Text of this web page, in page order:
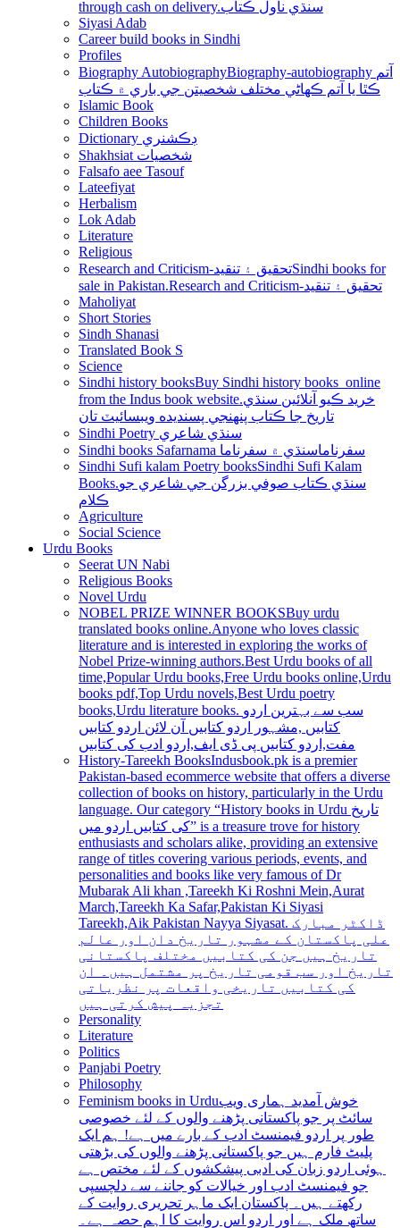
through cash on delivery.سنڌي ناول ڪتاب
Siyasi Adab
Career build books in Sindhi
Profiles
Biography AutobiographyBiography-autobiography آتم
ڪٿا يا آتم ڪھاڻي مختلف شخصيتن جي باري ۾ ڪتاب
Islamic Book
Children Books
Dictionary ڊڪشنري
Shakhsiat شخصيات
Falsafo aee Tasouf
Lateefiyat
Herbalism
Lok Adab
Literature
Religious
Research and Criticism-تحقيق ۽ تنقيدSindhi books for
sale in Pakistan.Research and Criticism-تحقيق ۽ تنقيد
Maholiyat
Short Stories
Sindh Shanasi
Translated Book S
Science
Sindhi history booksBuy Sindhi history books online
from the Indus book website.خريد ڪيو آنلائين سنڌي
تاريخ جا ڪتاب پنھنجي پسنديده ويبسائيٽ تان
Sindhi Poetry سنڌي شاعري
Sindhi books Safarnama سفرناماسنڌي ۾ سفرناما
Sindhi Sufi kalam Poetry booksSindhi Sufi Kalam
Books.سنڌي ڪتاب صوفي بزرگن جي شاعري جو
ڪلام
Agriculture
Social Science
Urdu Books
Seerat UN Nabi
Religious Books
Novel Urdu
NOBEL PRIZE WINNER BOOKSBuy urdu
translated books online.Anyone who loves classic
literature and is interested in exploring the works of
Nobel Prize-winning authors.Best Urdu books of all
time,Popular Urdu books,Free Urdu books online,Urdu
books pdf,Top Urdu novels,Best Urdu poetry
books,Urdu literature books. سب سے بہترین اردو
کتابیں ,مشہور اردو کتابیں آن لائن اردو کتابیں
مفت,اردو کتابیں پی ڈی ایف,اردو ادب کی کتابیں
History-Tareekh BooksIndusbook.pk is a premier
Pakistan-based ecommerce website that offers a diverse
collection of books on history, particularly in the Urdu
language. Our category “History books in Urdu تاریخ
کی کتابیں اردو میں” is a treasure trove for history
enthusiasts and scholars alike, providing an extensive
range of titles covering various periods, events, and
personalities and books like very famous of Dr
Mubarak Ali khan ,Tareekh Ki Roshni Mein,Aurat
March,Tareekh Ka Safar,Pakistan Ki Siyasi
Tareekh,Aik Pakistan Nayya Siyasat. ڈاکٹر مبارک
علی پاکستان کے مشہور تاریخ دان اور عالم
تاریخ ہیں جن کی کتابیں مختلف پاکستانی
تاریخ اور سب قومی تاریخ پر مشتمل ہیں۔ ان
کی کتابیں تاریخی واقعات پر نظریاتی
تجزیہ پیش کرتی ہیں
Personality
Literature
Politics
Panjabi Poetry
Philosophy
Feminism books in Urduخوش آمدید ہماری ویب
سائٹ پر جو پاکستانی پڑھنے والوں کے لئے خصوصی
طور پر اردو فیمنسٹ ادب کے بارے میں ہے! ہم ایک
پلیٹ فارم ہیں جو پاکستانی پڑھنے والوں کی بڑھتی
ہوئی اردو زبان کی ادبی پیشکشوں کے لئے مختص ہے
جو فیمنسٹ ادب اور خیالات کو جاننے سے دلچسپی
رکھتے ہیں۔ پاکستان ایک ماہر تحریری روایت کے
ساتھ ملک ہے اور اردو اس روایت کا اہم حصہ ہے۔